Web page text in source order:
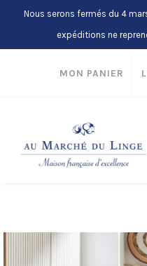
Nous serons fermés du 4
expéditions ne
MON PANIER